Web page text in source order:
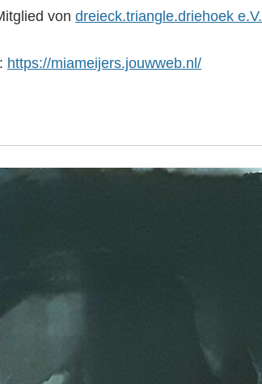
von dreieck.triangle.driehoek e.V.
https://miameijers.jouwweb.nl/